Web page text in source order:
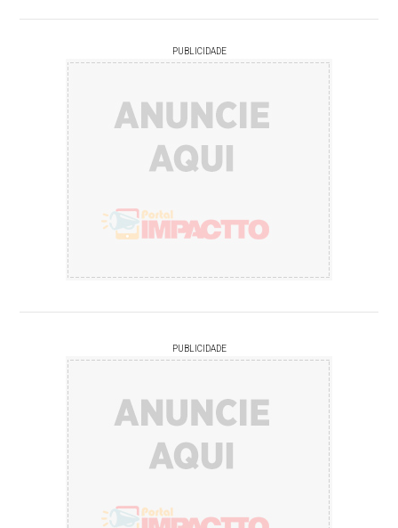
PUBLICIDADE
PUBLICIDADE